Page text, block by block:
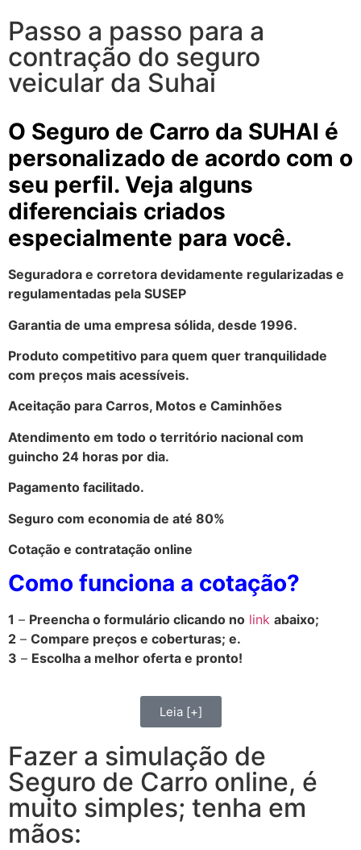
Passo a passo para a
contração do seguro
veicular da Suhai
O Seguro de Carro da SUHAI é
personalizado de acordo com o
seu perfil. Veja alguns
diferenciais criados
especialmente para você.
Seguradora e corretora devidamente regularizadas e
regulamentadas pela SUSEP
Garantia de uma empresa sólida, desde 1996.
Produto competitivo para quem quer tranquilidade
com preços mais acessíveis.
Aceitação para Carros, Motos e Caminhões
Atendimento em todo o território nacional com
guincho 24 horas por dia.
Pagamento facilitado.
Seguro com economia de até 80%
Cotação e contratação online
Como funciona a cotação?
1 – Preencha o formulário clicando no link abaixo;
2 – Compare preços e coberturas; e.
3 – Escolha a melhor oferta e pronto!
Leia [+]
Fazer a simulação de
Seguro de Carro online, é
muito simples; tenha em
mãos: